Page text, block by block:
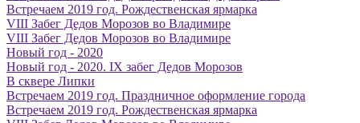
Встречаем 2019 год. Рождественская ярмарка
VIII Забег Дедов Морозов во Владимире
VIII Забег Дедов Морозов во Владимире
Новый год - 2020
Новый год - 2020. IX забег Дедов Морозов
В сквере Липки
Встречаем 2019 год. Праздничное оформление города
Встречаем 2019 год. Рождественская ярмарка